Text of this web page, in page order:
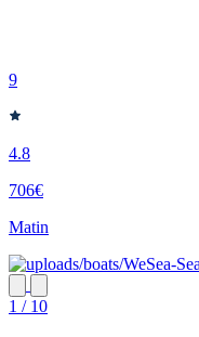
9
4.8
706€
Matin
1 / 10